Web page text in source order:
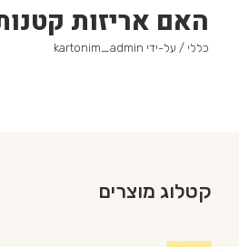
האם אריזות
כללי / על-ידי kartonim_admin
קטלוג מוצרים